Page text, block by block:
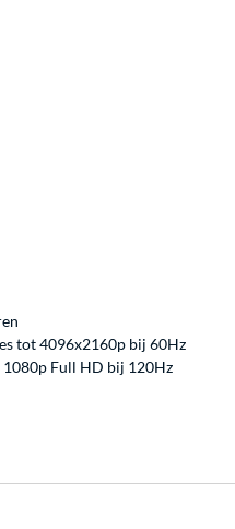
tot 4096x2160p bij 60Hz
Full HD bij 120Hz